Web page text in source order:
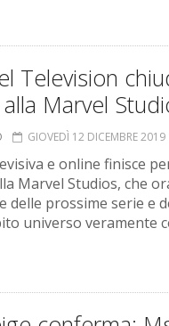
Television
Marvel
GIOVEDÌ 12 DICEMBRE 2019
e online finisce
Marvel Studios, che
delle prossime serie e
universo veramente